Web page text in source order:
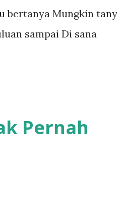
bertanya Mungkin
sampai Di sana
Pernah